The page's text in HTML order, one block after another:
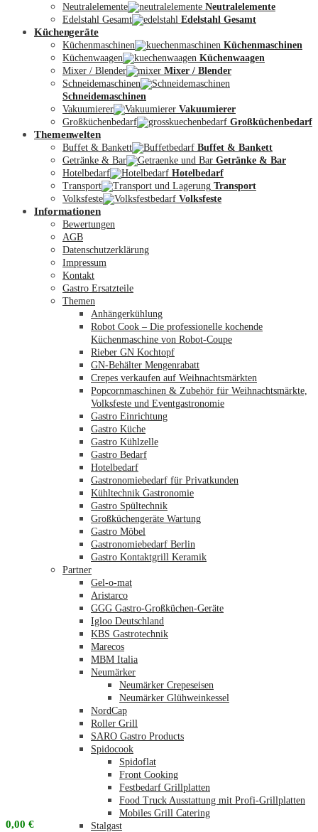
Mein Konto
0,00 €
Neutralelemente
Neutralelemente
Edelstahl Gesamt
Edelstahl Gesamt
Küchengeräte
Küchenmaschinen
Küchenmaschinen
Küchenwaagen
Küchenwaagen
Mixer / Blender
Mixer / Blender
Schneidemaschinen
Schneidemaschinen
Vakuumierer
Vakuumierer
Großküchenbedarf
Großküchenbedarf
Themenwelten
Buffet & Bankett
Buffet & Bankett
Getränke & Bar
Getränke & Bar
Hotelbedarf
Hotelbedarf
Transport
Transport
Volksfeste
Volksfeste
Informationen
Bewertungen
AGB
Datenschutzerklärung
Impressum
Kontakt
Gastro Ersatzteile
Themen
Anhängerkühlung
Robot Cook – Die professionelle kochende
Küchenmaschine von Robot-Coupe
Rieber GN Kochtopf
GN-Behälter Mengenrabatt
Crepes verkaufen auf Weihnachtsmärkten
Popcornmaschinen & Zubehör für Weihnachtsmärkte,
Volksfeste und Eventgastronomie
Gastro Einrichtung
Gastro Küche
Gastro Kühlzelle
Gastro Bedarf
Hotelbedarf
Gastronomiebedarf für Privatkunden
Kühltechnik Gastronomie
Gastro Spültechnik
Großküchengeräte Wartung
Gastro Möbel
Gastronomiebedarf Berlin
Gastro Kontaktgrill Keramik
Partner
Gel-o-mat
Aristarco
GGG Gastro-Großküchen-Geräte
Igloo Deutschland
KBS Gastrotechnik
Marecos
MBM Italia
Neumärker
Neumärker Crepeseisen
Neumärker Glühweinkessel
NordCap
Roller Grill
SARO Gastro Products
Spidocook
Spidoflat
Front Cooking
Festbedarf Grillplatten
Food Truck Ausstattung mit Profi-Grillplatten
Mobiles Grill Catering
Stalgast